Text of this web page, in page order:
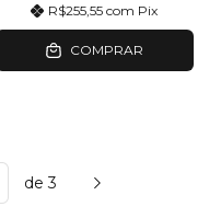
R$255,55com Pix
COMPRAR
de 3